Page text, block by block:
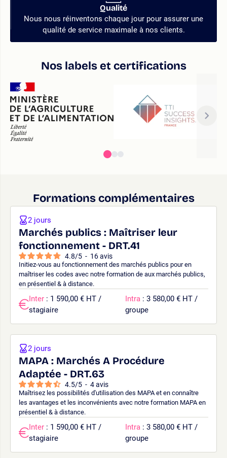
Qualité
Nous nous réinventons chaque jour pour assurer une
qualité de service maximale à nos clients.
Nos labels et certifications
Formations complémentaires
Marchés publics : Maîtriser leur
fonctionnement - DRT.41
4.8/5 - 16avis
Initiez-vous au fonctionnement des marchés publics pour en
maîtriser les codes avec notre formation de aux marchés publics,
en présentiel & à distance.
2 jours
Inter : 1 590,00 € HT /
stagiaire
Intra : 3 580,00 € HT /
groupe
MAPA : Marchés A Procédure
Adaptée - DRT.63
4.5/5 - 4avis
Maîtrisez les possibilités d'utilisation des MAPA et en connaître
les avantages et les inconvénients avec notre formation MAPA en
présentiel & à distance.
2 jours
Inter : 1 590,00 € HT /
stagiaire
Intra : 3 580,00 € HT /
groupe